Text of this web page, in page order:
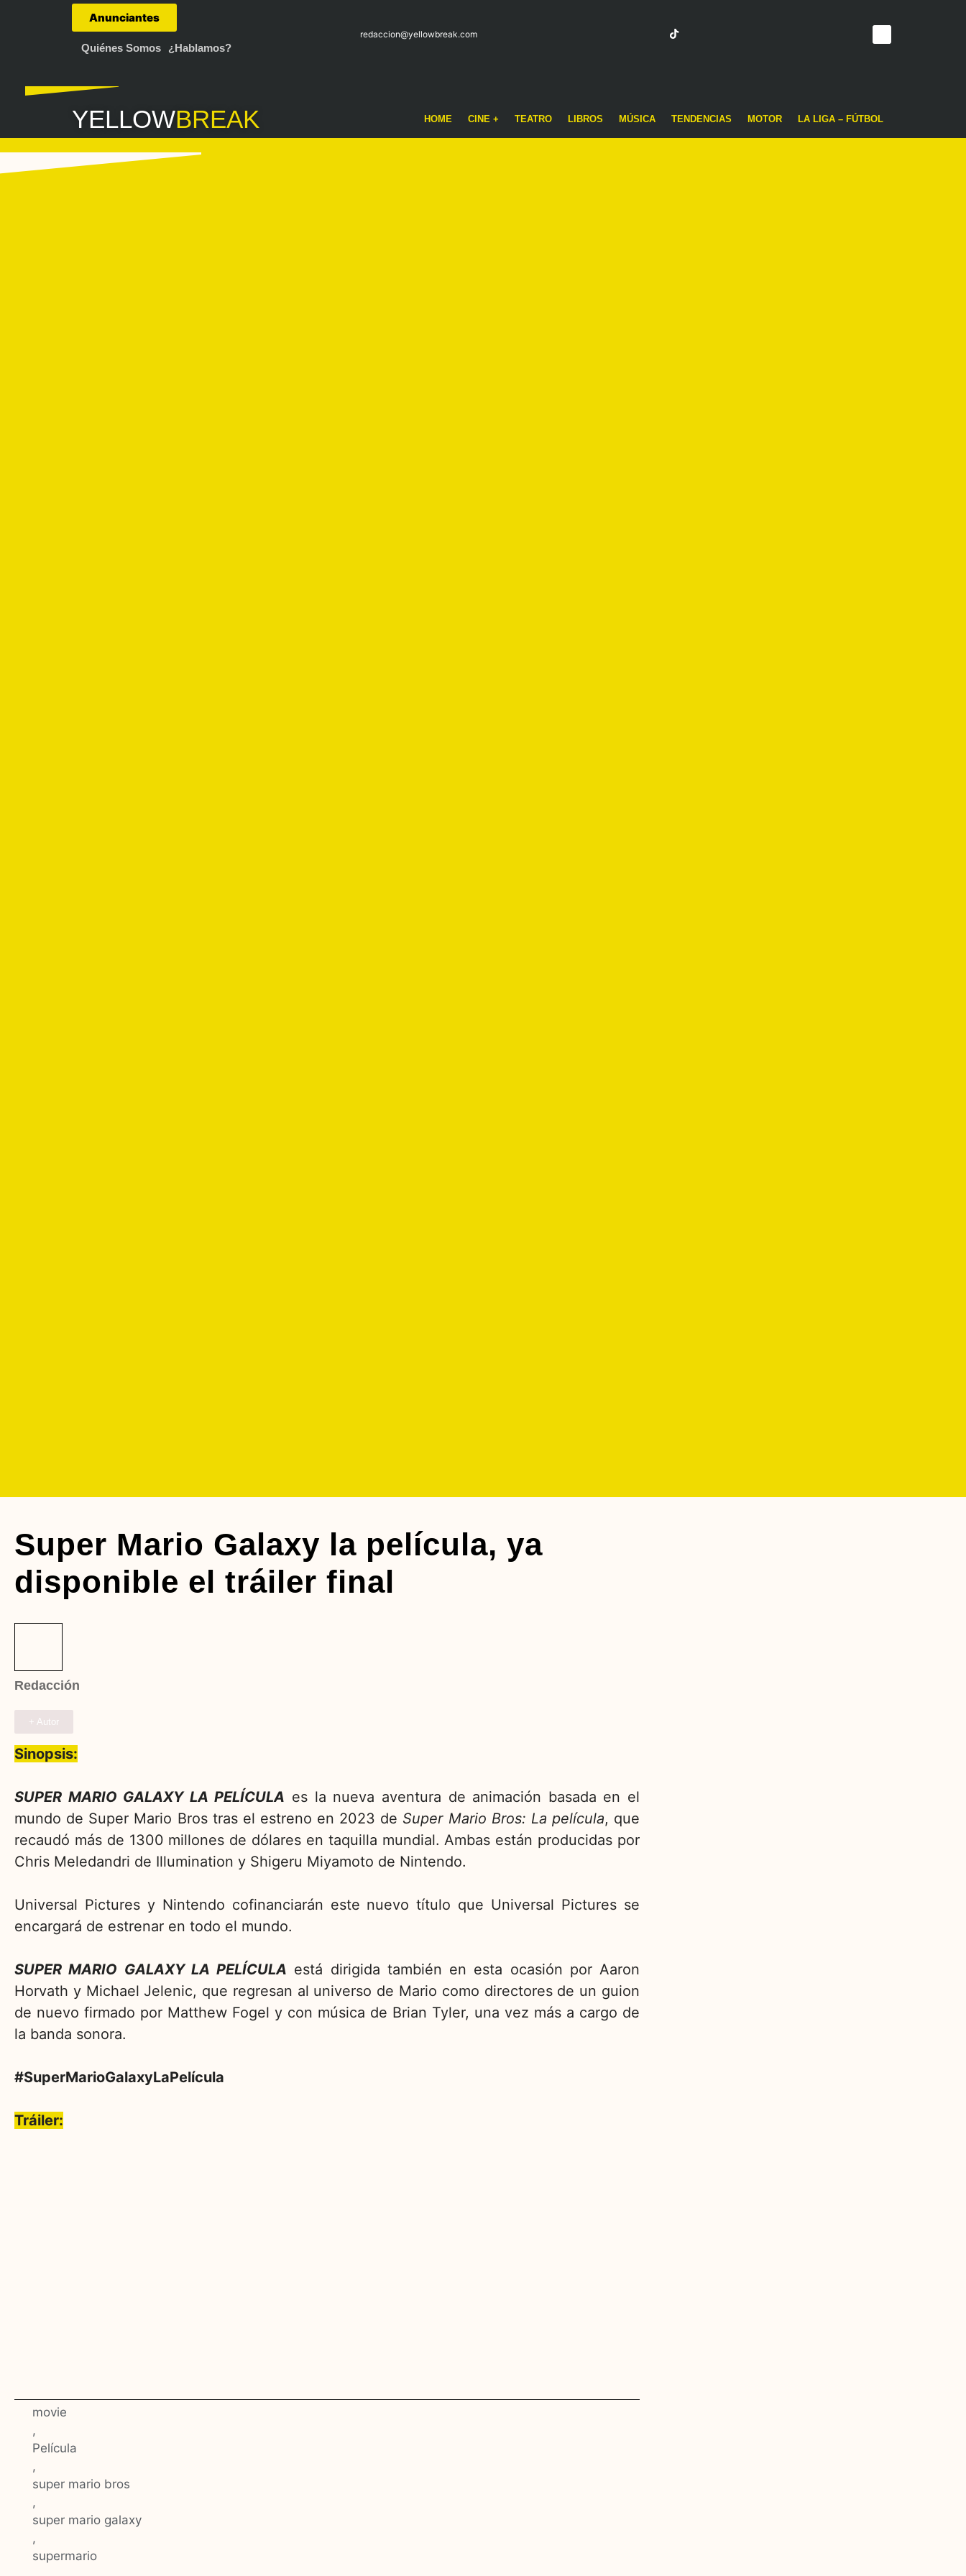
Anunciantes
Quiénes Somos ¿Hablamos?
redaccion@yellowbreak.com
YELLOWBREAK HOME CINE + TEATRO LIBROS MÚSICA TENDENCIAS MOTOR LA LIGA – FÚTBOL
Super Mario Galaxy la película, ya
disponible el tráiler final
Redacción
+ Autor
Sinopsis:
SUPER MARIO GALAXY LA PELÍCULA es la nueva aventura de animación basada en el
mundo de Super Mario Bros tras el estreno en 2023 de Super Mario Bros: La película, que
recaudó más de 1300 millones de dólares en taquilla mundial. Ambas están producidas por
Chris Meledandri de Illumination y Shigeru Miyamoto de Nintendo.
Universal Pictures y Nintendo cofinanciarán este nuevo título que Universal Pictures se
encargará de estrenar en todo el mundo.
SUPER MARIO GALAXY LA PELÍCULA está dirigida también en esta ocasión por Aaron
Horvath y Michael Jelenic, que regresan al universo de Mario como directores de un guion
de nuevo firmado por Matthew Fogel y con música de Brian Tyler, una vez más a cargo de
la banda sonora.
#SuperMarioGalaxyLaPelícula
Tráiler:
movie
,
Película
,
super mario bros
,
super mario galaxy
,
supermario